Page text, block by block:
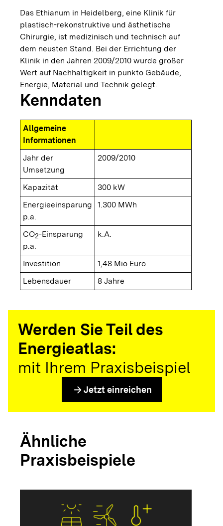
Das Ethianum in Heidelberg, eine Klinik für
plastisch-rekonstruktive und ästhetische
Chirurgie, ist medizinisch und technisch auf
dem neusten Stand. Bei der Errichtung der
Klinik in den Jahren 2009/2010 wurde großer
Wert auf Nachhaltigkeit in punkto Gebäude,
Energie, Material und Technik gelegt.
Kenndaten
Allgemeine
Informationen
Jahr der
Umsetzung
2009/2010
Kapazität
300 kW
Energieeinsparung
p.a.
1.300 MWh
CO2-Einsparung
p.a.
k.A.
Investition
1,48 Mio Euro
Lebensdauer
8 Jahre
Werden Sie Teil des
Energieatlas:
mit Ihrem Praxisbeispiel
arrow_forward Jetzt einreichen
Ähnliche
Praxisbeispiele